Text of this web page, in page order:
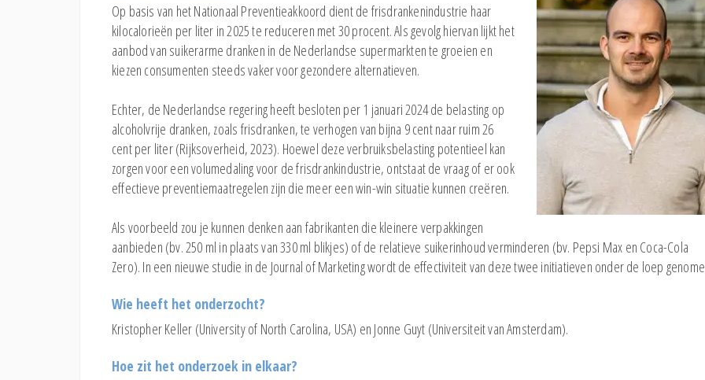
Op basis van het Nationaal Preventieakkoord dient de frisdrankenindustrie haar
kilocalorieën per liter in 2025 te reduceren met 30 procent. Als gevolg hiervan lijkt het
aanbod van suikerarme dranken in de Nederlandse supermarkten te groeien en
kiezen consumenten steeds vaker voor gezondere alternatieven.
Echter, de Nederlandse regering heeft besloten per 1 januari 2024 de belasting op
alcoholvrije dranken, zoals frisdranken, te verhogen van bijna 9 cent naar ruim 26
cent per liter (Rijksoverheid, 2023). Hoewel deze verbruiksbelasting potentieel kan
zorgen voor een volumedaling voor de frisdrankindustrie, ontstaat de vraag of er ook
effectieve preventiemaatregelen zijn die meer een win-win situatie kunnen creëren.
Als voorbeeld zou je kunnen denken aan fabrikanten die kleinere verpakkingen
aanbieden (bv. 250 ml in plaats van 330 ml blikjes) of de relatieve suikerinhoud verminderen (bv. Pepsi Max en Coca-Cola
Zero). In een nieuwe studie in de Journal of Marketing wordt de effectiviteit van deze twee initiatieven onder de loep
Wie heeft het onderzocht?
Kristopher Keller (University of North Carolina, USA) en Jonne Guyt (Universiteit van Amsterdam).
Hoe zit het onderzoek in elkaar?